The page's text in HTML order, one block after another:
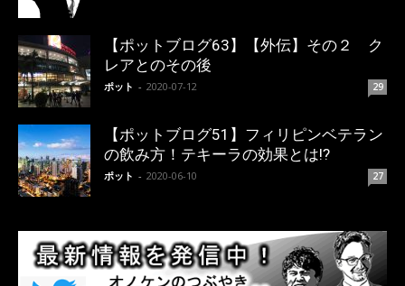
【ポットブログ63】【外伝】その２ ク
レアとのその後
ポット - 2020-07-12 29
【ポットブログ51】フィリピンベテラン
の飲み方！テキーラの効果とは!?
ポット - 2020-06-10 27